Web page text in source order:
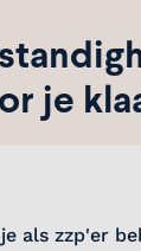
je
als zzp'er